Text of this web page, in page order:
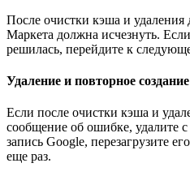
После очистки кэша и
Маркета должна исчезнуть.
решилась, перейдите к
Удаление и повторное
Если после очистки кэша и
сообщение об ошибке, удалите
запись Google, перезагрузите
еще раз.